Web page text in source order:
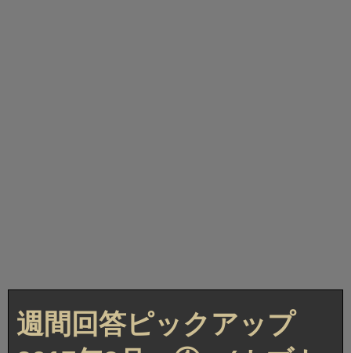
週間回答ピックアップ